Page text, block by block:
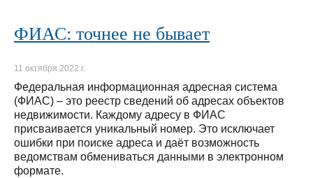
ФИАС: точнее не бывает
11 октября 2022 г.
Федеральная информационная адресная система
(ФИАС) – это реестр сведений об адресах объектов
недвижимости. Каждому адресу в ФИАС
присваивается уникальный номер. Это исключает
ошибки при поиске адреса и даёт возможность
ведомствам обмениваться данными в электронном
формате.